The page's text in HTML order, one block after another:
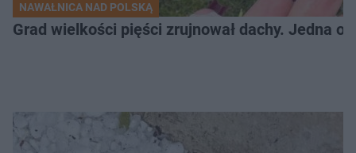
NAWAŁNICA NAD POLSKĄ
Grad wielkości pięści zrujnował dachy. Jedna